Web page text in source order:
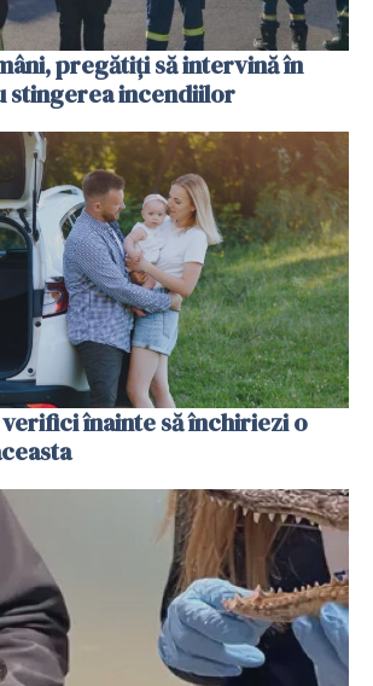
pregătiţi să intervină în
stingerea incendiilor
înainte să închiriezi o